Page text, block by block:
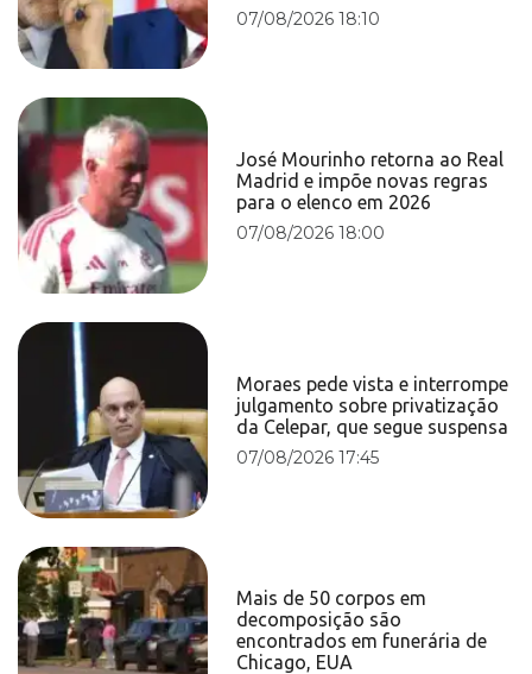
07/08/2026 18:10
José Mourinho retorna ao Real
Madrid e impõe novas regras
para o elenco em 2026
07/08/2026 18:00
Moraes pede vista e interrompe
julgamento sobre privatização
da Celepar, que segue suspensa
07/08/2026 17:45
Mais de 50 corpos em
decomposição são
encontrados em funerária de
Chicago, EUA